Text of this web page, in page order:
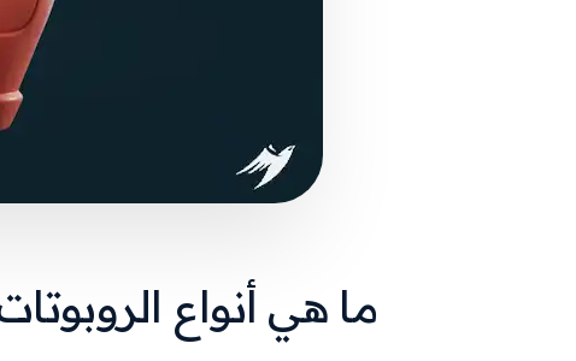
ما هي أنواع